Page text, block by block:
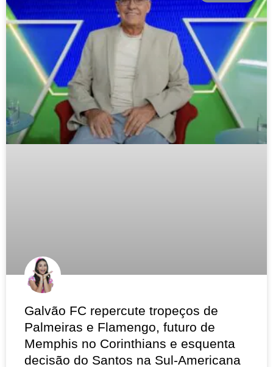
Galvão FC repercute tropeços de
Palmeiras e Flamengo, futuro de
Memphis no Corinthians e esquenta
decisão do Santos na Sul-Americana